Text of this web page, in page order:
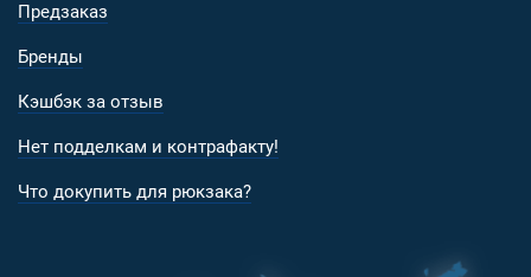
Видео с презентацией всей линейки перчаток ТРИАДА-
Предзаказ
Бренды
Кэшбэк за отзыв
Нет подделкам и контрафакту!
Что докупить для рюкзака?